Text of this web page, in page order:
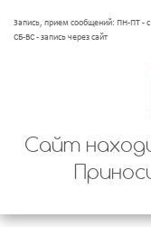
Запись, прием сообщений: ПН-ПТ -
СБ-ВС - запись через сайт
Сайт